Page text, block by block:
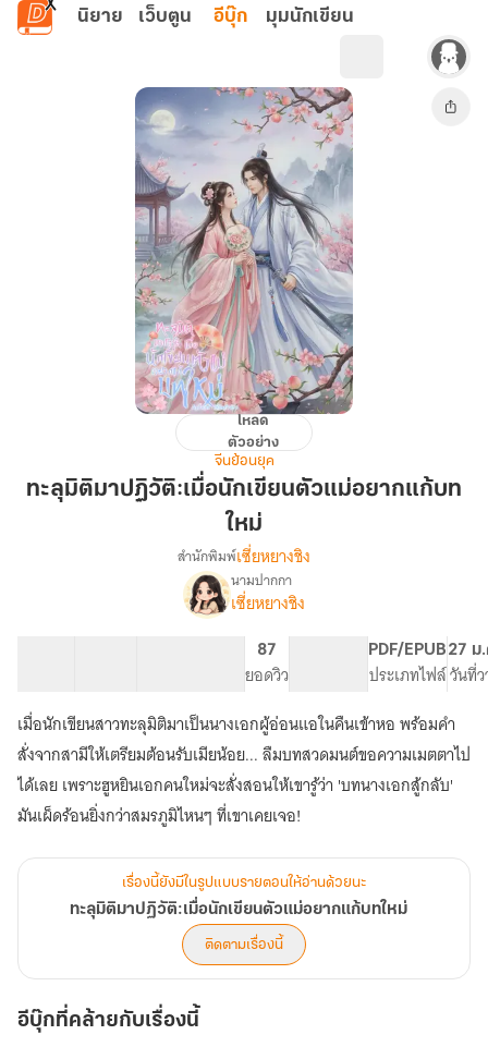
ข้ามไปยังเนื้อหาหลัก
นิยาย เว็บตูน อีบุ๊ก มุมนักเขียน
มา
ปฏิวัติ:เมื่อ
อยาก
บท
ใหม่
โหลด
ตัวอย่าง
จีนย้อนยุค
ทะลุมิติมาปฏิวัติ:เมื่อนักเขียนตัวแม่อยากแก้บท
ใหม่
เรื่อง
ทะลุ
มิติ
มา
ปฏิวัติ:เมื่อ
นัก
เขียน
ตัว
แม่
อยาก
แก้
บท
สำนักพิมพ์เซี่ยหยางชิง
นามปากกา
เซี่ยหยางชิง
87
ยอดวิว
PDF/EPUB
ประเภทไฟล์
27 ม
วันที่
เมื่อนักเขียนสาวทะลุมิติมาเป็นนางเอกผู้อ่อนแอในคืนเข้าหอ พร้อมคำ
สั่งจากสามีให้เตรียมต้อนรับเมียน้อย... ลืมบทสวดมนต์ขอความเมตตาไป
ได้เลย เพราะฮูหยินเอกคนใหม่จะสั่งสอนให้เขารู้ว่า 'บทนางเอกสู้กลับ'
มันเผ็ดร้อนยิ่งกว่าสมรภูมิไหนๆ ที่เขาเคยเจอ!
เรื่องนี้ยังมีในรูปแบบรายตอนให้อ่านด้วยนะ
ทะลุมิติมาปฏิวัติ:เมื่อนักเขียนตัวแม่อยากแก้บทใหม่
ติดตามเรื่องนี้
อีบุ๊กที่คล้ายกับเรื่องนี้